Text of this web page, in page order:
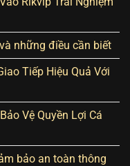
những điều cần biết
Tiếp Hiệu Quả Với
Vệ Quyền Lợi Cá
bảo an toàn thông